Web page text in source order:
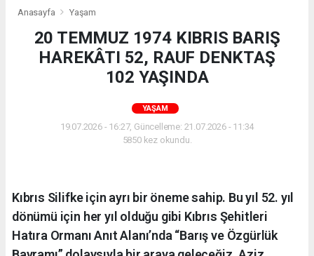
Anasayfa Yaşam
20 TEMMUZ 1974 KIBRIS BARIŞ
HAREKÂTI 52, RAUF DENKTAŞ
102 YAŞINDA
YAŞAM
19.07.2026 - 16:27, Güncelleme: 21.07.2026 - 11:34
5850 kez okundu.
Kıbrıs Silifke için ayrı bir öneme sahip. Bu yıl 52. yıl
dönümü için her yıl olduğu gibi Kıbrıs Şehitleri
Hatıra Ormanı Anıt Alanı’nda “Barış ve Özgürlük